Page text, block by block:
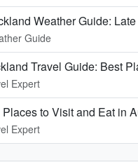
Weather Guide:
Guide
Travel Guide: Best
Expert
Places to Visit and Eat in
Expert